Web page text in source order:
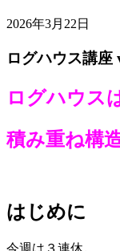
2026年3月22日
ログハウス講座
ログハウス
積み重ね構
はじめに
今週は３連休。